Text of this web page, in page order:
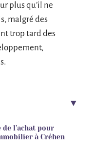
plus qu’il ne
malgré des
trop tard des
l’achat pour
à Créhen